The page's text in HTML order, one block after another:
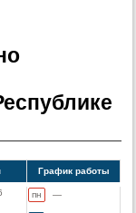
График работы
пн —